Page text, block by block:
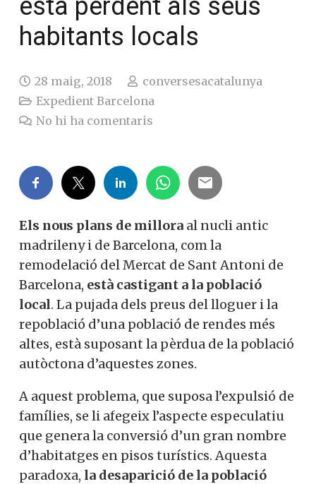
està perdent als seus
habitants locals
28 maig, 2018
conversesacatalunya
Expedient Barcelona
No hi ha comentaris
Els nous plans de millora al nucli antic
madrileny i de Barcelona, ​​com la
remodelació del Mercat de Sant Antoni de
Barcelona, ​​està castigant a la població
local. La pujada dels preus del lloguer i la
repoblació d’una població de rendes més
altes, està suposant la pèrdua de la població
autòctona d’aquestes zones.
A aquest problema, que suposa l’expulsió de
famílies, se li afegeix l’aspecte especulatiu
que genera la conversió d’un gran nombre
d’habitatges en pisos turístics. Aquesta
paradoxa, la desaparició de la població